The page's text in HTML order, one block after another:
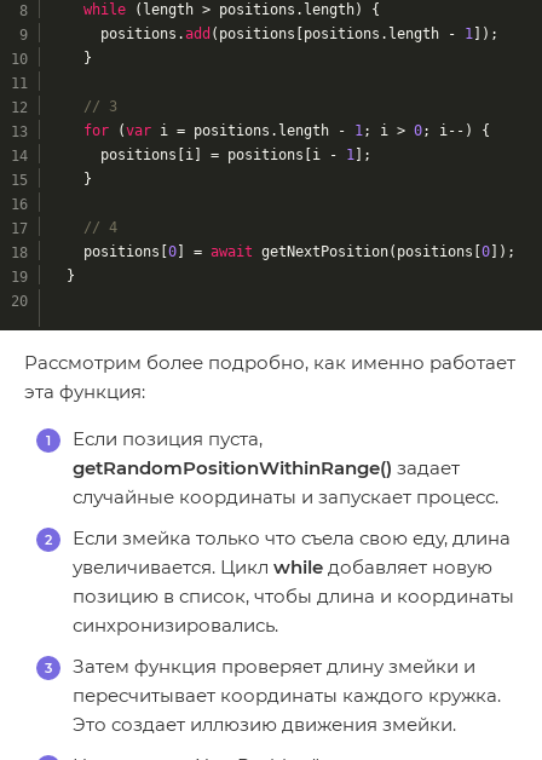
while (length > positions.length) {
      positions.
add (positions[positions.length - 1 ]);
    }
// 3
for (var i = positions.length - 1; i > 0; i--) {
      positions[i] = positions[i -
1 ];
    }
// 4
    positions[
0 ] = await getNextPosition(positions[ 0 ]);
  }
Рассмотрим более подробно, как именно работает
эта функция:
Если позиция пуста,
getRandomPositionWithinRange() задает
случайные координаты и запускает процесс.
Если змейка только что съела свою еду, длина
увеличивается. Цикл while добавляет новую
позицию в список, чтобы длина и координаты
синхронизировались.
Затем функция проверяет длину змейки и
пересчитывает координаты каждого кружка.
Это создает иллюзию движения змейки.